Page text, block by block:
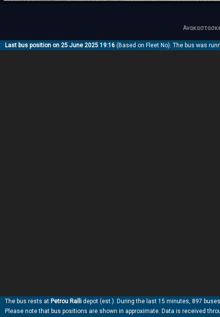
Last bus position on 25 June 2025 19:16 (Based on Fleet No). The bus was
The bus rests at Petrou Ralli depot (est.). During the last 15 minutes, 897
Please note that bus positions are shown in approximate. Data is received